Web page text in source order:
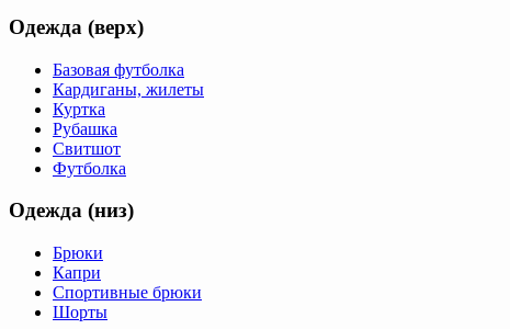
Одежда (верх)
Базовая футболка
Кардиганы, жилеты
Куртка
Рубашка
Свитшот
Футболка
Одежда (низ)
Брюки
Капри
Спортивные брюки
Шорты